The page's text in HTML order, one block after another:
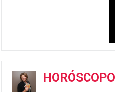
HORÓSCOPO